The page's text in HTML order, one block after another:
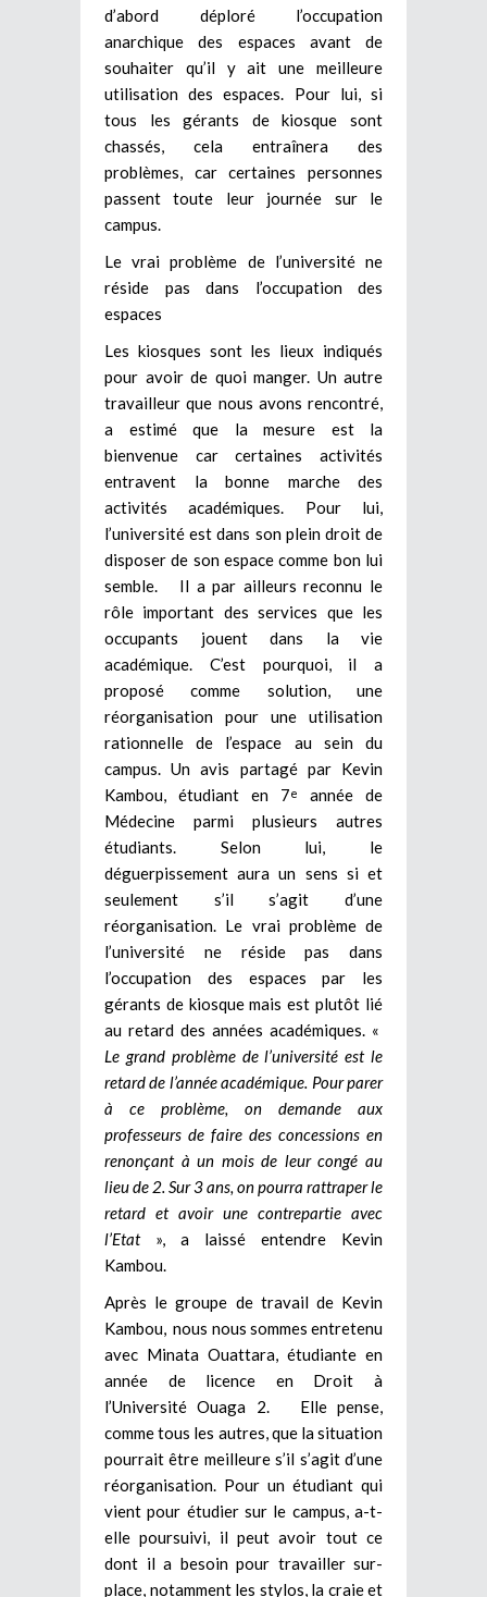
d’abord déploré l’occupation
anarchique des espaces avant de
souhaiter qu’il y ait une meilleure
utilisation des espaces. Pour lui, si
tous les gérants de kiosque sont
chassés, cela entraînera des
problèmes, car certaines personnes
passent toute leur journée sur le
campus.
Le vrai problème de l’université ne
réside pas dans l’occupation des
espaces
Les kiosques sont les lieux indiqués
pour avoir de quoi manger. Un autre
travailleur que nous avons rencontré,
a estimé que la mesure est la
bienvenue car certaines activités
entravent la bonne marche des
activités académiques. Pour lui,
l’université est dans son plein droit de
disposer de son espace comme bon lui
semble. Il a par ailleurs reconnu le
rôle important des services que les
occupants jouent dans la vie
académique. C’est pourquoi, il a
proposé comme solution, une
réorganisation pour une utilisation
rationnelle de l’espace au sein du
campus. Un avis partagé par Kevin
Kambou, étudiant en 7e
année de
Médecine parmi plusieurs autres
étudiants. Selon lui, le
déguerpissement aura un sens si et
seulement s’il s’agit d’une
réorganisation. Le vrai problème de
l’université ne réside pas dans
l’occupation des espaces par les
gérants de kiosque mais est plutôt lié
au retard des années académiques. «
Le grand problème de l’université est le
retard de l’année académique. Pour parer
à ce problème, on demande aux
professeurs de faire des concessions en
renonçant à un mois de leur congé au
lieu de 2. Sur 3 ans, on pourra rattraper le
retard et avoir une contrepartie avec
l’Etat», a laissé entendre Kevin
Kambou.
Après le groupe de travail de Kevin
Kambou, nous nous sommes entretenu
avec Minata Ouattara, étudiante en
année de licence en Droit à
l’Université Ouaga 2. Elle pense,
comme tous les autres, que la situation
pourrait être meilleure s’il s’agit d’une
réorganisation. Pour un étudiant qui
vient pour étudier sur le campus, a-t-
elle poursuivi, il peut avoir tout ce
dont il a besoin pour travailler sur-
place, notamment les stylos, la craie et